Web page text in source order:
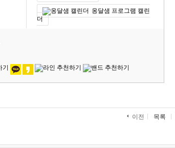
옹달샘 프로그램 캘린
더
이전 목록